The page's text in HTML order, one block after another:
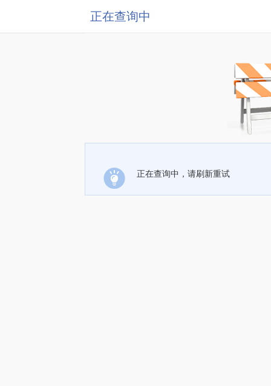
正在查询中
正在查询中，请刷新重试